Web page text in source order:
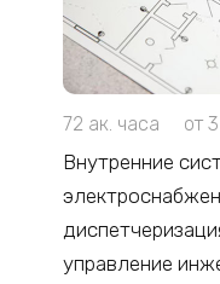
72 ак. часа от
Внутренние
управление